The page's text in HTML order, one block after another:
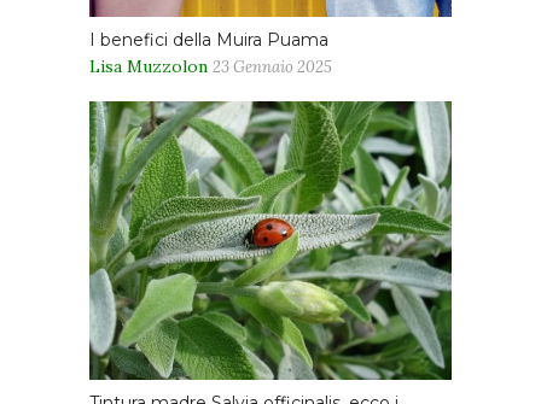
I benefici della Muira Puama
Lisa Muzzolon 23 Gennaio 2025